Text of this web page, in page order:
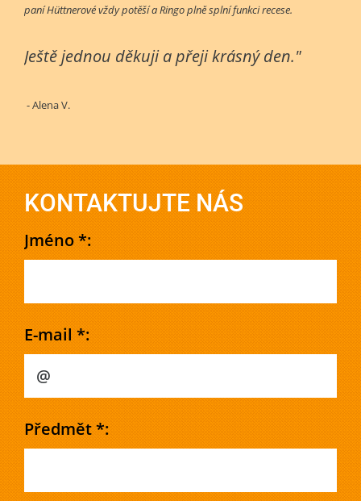
paní Hüttnerové vždy potěší a Ringo plně splní funkci recese.
Ještě jednou děkuji a přeji krásný den."
- Alena V.
KONTAKTUJTE NÁS
Jméno *:
E-mail *:
Předmět *: